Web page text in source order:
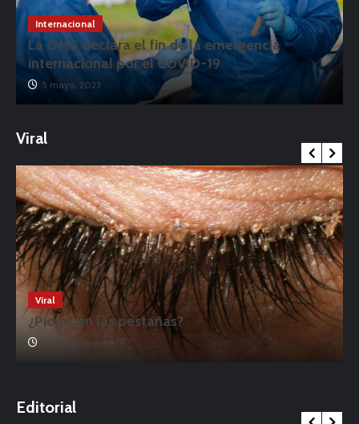
Internacional
La OMS declara el fin de la emergencia
internacional por el COVID-19
5 mayo, 2023
Viral
Viral
¿Piojos en las pestañas?
17 noviembre, 2019
Editorial